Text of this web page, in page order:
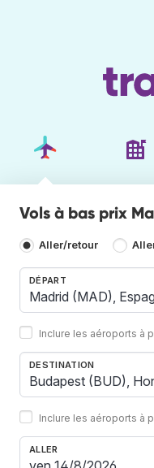
Vols à bas prix
Aller/retour
DÉPART
Inclure les aéroports à
DESTINATION
Inclure les aéroports à
ALLER